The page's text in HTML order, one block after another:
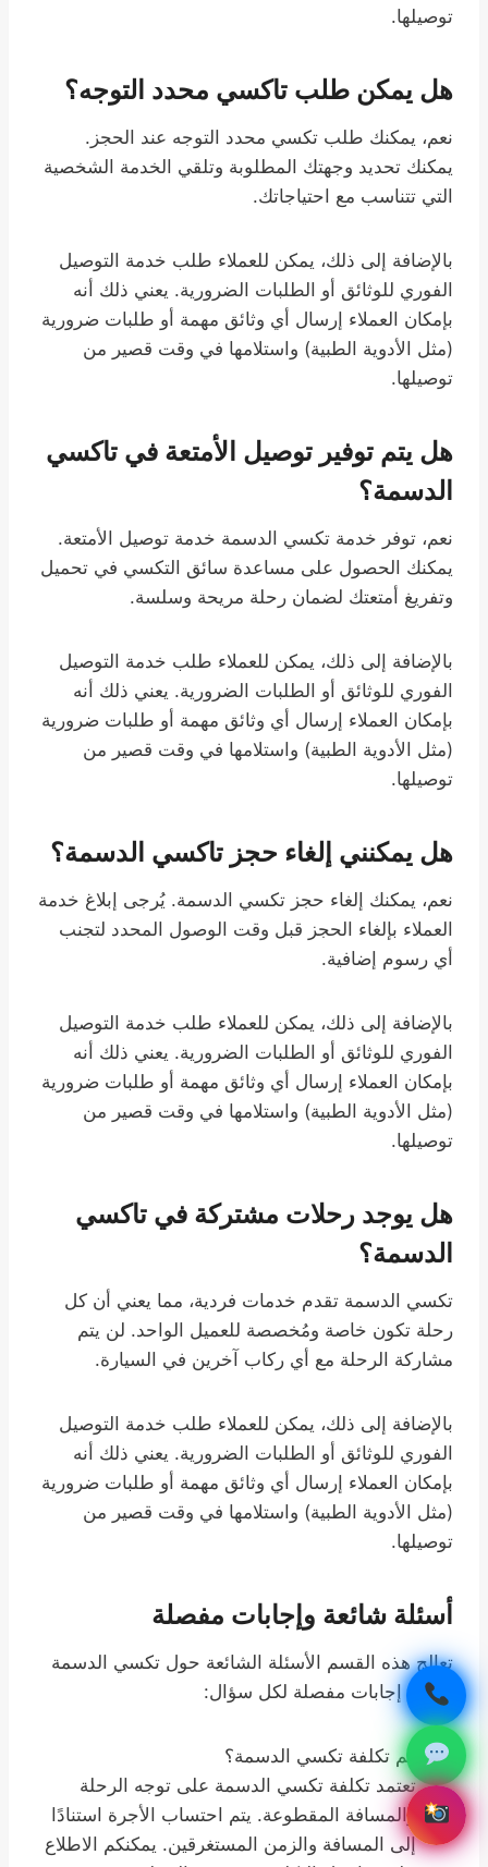
توصيلها.
هل يمكن طلب تاكسي محدد التوجه؟
نعم، يمكنك طلب تكسي محدد التوجه عند الحجز.
يمكنك تحديد وجهتك المطلوبة وتلقي الخدمة الشخصية
التي تتناسب مع احتياجاتك.
بالإضافة إلى ذلك، يمكن للعملاء طلب خدمة التوصيل
الفوري للوثائق أو الطلبات الضرورية. يعني ذلك أنه
بإمكان العملاء إرسال أي وثائق مهمة أو طلبات ضرورية
(مثل الأدوية الطبية) واستلامها في وقت قصير من
توصيلها.
هل يتم توفير توصيل الأمتعة في تاكسي
الدسمة؟
نعم، توفر خدمة تكسي الدسمة خدمة توصيل الأمتعة.
يمكنك الحصول على مساعدة سائق التكسي في تحميل
وتفريغ أمتعتك لضمان رحلة مريحة وسلسة.
بالإضافة إلى ذلك، يمكن للعملاء طلب خدمة التوصيل
الفوري للوثائق أو الطلبات الضرورية. يعني ذلك أنه
بإمكان العملاء إرسال أي وثائق مهمة أو طلبات ضرورية
(مثل الأدوية الطبية) واستلامها في وقت قصير من
توصيلها.
هل يمكنني إلغاء حجز تاكسي الدسمة؟
نعم، يمكنك إلغاء حجز تكسي الدسمة. يُرجى إبلاغ خدمة
العملاء بإلغاء الحجز قبل وقت الوصول المحدد لتجنب
أي رسوم إضافية.
بالإضافة إلى ذلك، يمكن للعملاء طلب خدمة التوصيل
الفوري للوثائق أو الطلبات الضرورية. يعني ذلك أنه
بإمكان العملاء إرسال أي وثائق مهمة أو طلبات ضرورية
(مثل الأدوية الطبية) واستلامها في وقت قصير من
توصيلها.
هل يوجد رحلات مشتركة في تاكسي
الدسمة؟
تكسي الدسمة تقدم خدمات فردية، مما يعني أن كل
رحلة تكون خاصة ومُخصصة للعميل الواحد. لن يتم
مشاركة الرحلة مع أي ركاب آخرين في السيارة.
بالإضافة إلى ذلك، يمكن للعملاء طلب خدمة التوصيل
الفوري للوثائق أو الطلبات الضرورية. يعني ذلك أنه
بإمكان العملاء إرسال أي وثائق مهمة أو طلبات ضرورية
(مثل الأدوية الطبية) واستلامها في وقت قصير من
توصيلها.
أسئلة شائعة وإجابات مفصلة
تعالج هذه القسم الأسئلة الشائعة حول تكسي الدسمة
وتقدم إجابات مفصلة لكل سؤال:
كم تكلفة تكسي الدسمة؟
تعتمد تكلفة تكسي الدسمة على توجه الرحلة
والمسافة المقطوعة. يتم احتساب الأجرة استنادًا
إلى المسافة والزمن المستغرقين. يمكنكم الاطلاع